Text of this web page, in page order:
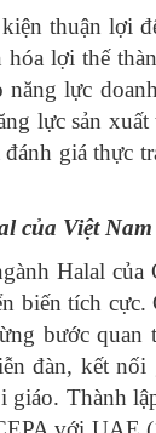
thuận lợi
lợi thế
lực
lực sản
giá thực
của Việt Nam
Halal
tích cực.
bước quan
đàn, kết
giáo. Thành